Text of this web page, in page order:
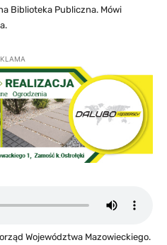
Biblioteka Publiczna. Mówi
Województwa Mazowieckiego.